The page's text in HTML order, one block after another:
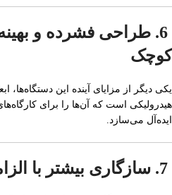
6. طراحی فشرده و
کوچک
یکی دیگر از مزایای آینده این
هیدرولیکی است که آن‌ها را برای
ایده‌آل می‌سازد.